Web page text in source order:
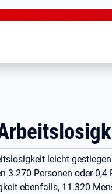
leicht
3.270 Personen oder
ebenfalls, 11.320